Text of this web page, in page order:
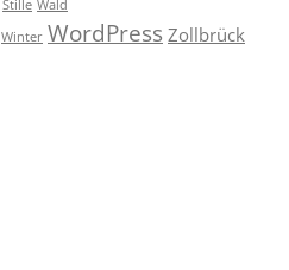
Stille Wald
Winter WordPress Zollbrück